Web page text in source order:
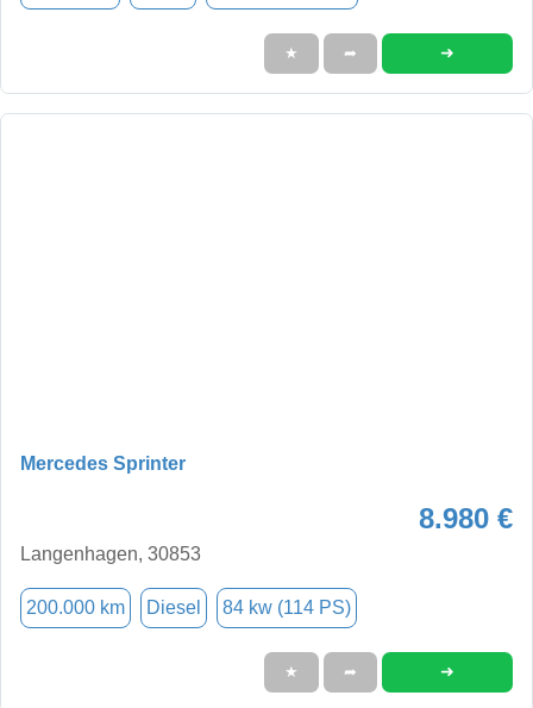
★ ➦ ➜
Mercedes Sprinter
8.980 €
Langenhagen, 30853
200.000 km Diesel 84 kw (114 PS)
★ ➦ ➜